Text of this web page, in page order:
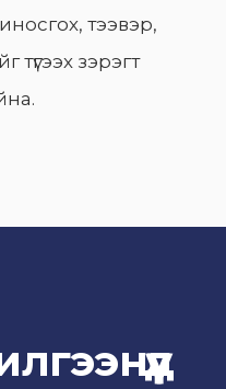
тээвэр,
зэрэгт